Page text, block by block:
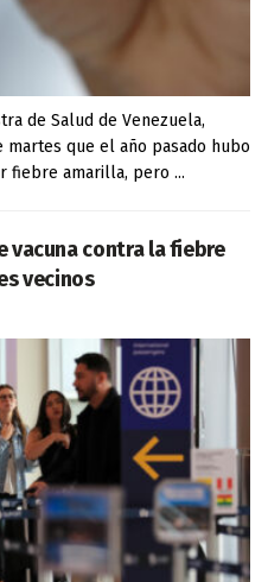
de Salud de Venezuela,
que el año pasado hubo
fiebre amarilla, pero ...
vacuna contra la fiebre
vecinos